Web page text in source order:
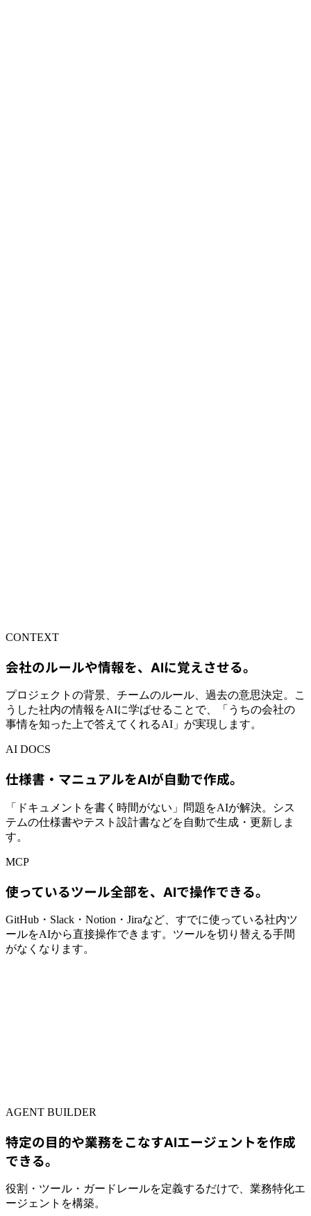
CONTEXT
会社のルールや情報を、AIに覚えさせる。
プロジェクトの背景、チームのルール、過去の意思決定。こ
うした社内の情報をAIに学ばせることで、「うちの会社の
事情を知った上で答えてくれるAI」が実現します。
AI DOCS
仕様書・マニュアルをAIが自動で作成。
「ドキュメントを書く時間がない」問題をAIが解決。シス
テムの仕様書やテスト設計書などを自動で生成・更新しま
す。
MCP
使っているツール全部を、AIで操作できる。
GitHub・Slack・Notion・Jiraなど、すでに使っている社内ツ
ールをAIから直接操作できます。ツールを切り替える手間
がなくなります。
AGENT BUILDER
特定の目的や業務をこなすAIエージェントを作成
できる。
役割・ツール・ガードレールを定義するだけで、業務特化エ
ージェントを構築。